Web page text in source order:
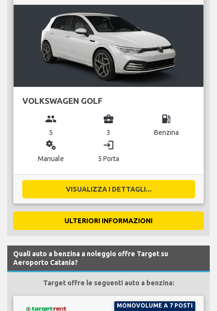
VOLKSWAGEN GOLF
group
5
business_center
3
local_gas_station
Benzina
miscellaneous_services
Manuale
login
5 Porta
VISUALIZZA I DETTAGLI...
ULTERIORI INFORMAZIONI
Quali auto a benzina a noleggio offre Target su
Aeroporto Catania?
Target offre le seguenti auto a benzina:
MONOVOLUME A 7 POSTI